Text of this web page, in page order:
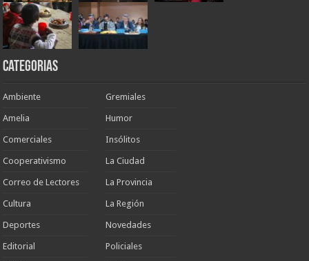
Categorias
Ambiente
Amelia
Comerciales
Cooperativismo
Correo de Lectores
Cultura
Deportes
Editorial
Gremiales
Humor
Insólitos
La Ciudad
La Provincia
La Región
Novedades
Policiales